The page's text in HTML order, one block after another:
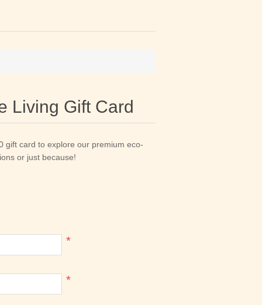
Living Gift Card
gift card to explore our premium eco-
or just because!
*
*